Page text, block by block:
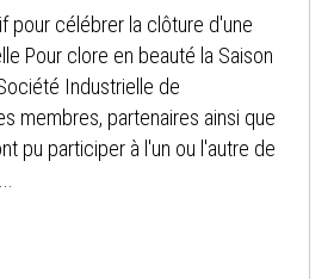
pour célébrer la clôture d'une
Pour clore en beauté la Saison
Industrielle de
membres, partenaires ainsi que
pu participer à l'un ou l'autre de